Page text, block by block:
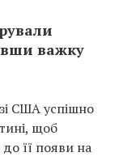
важку
США успішно
щоб
її появи на